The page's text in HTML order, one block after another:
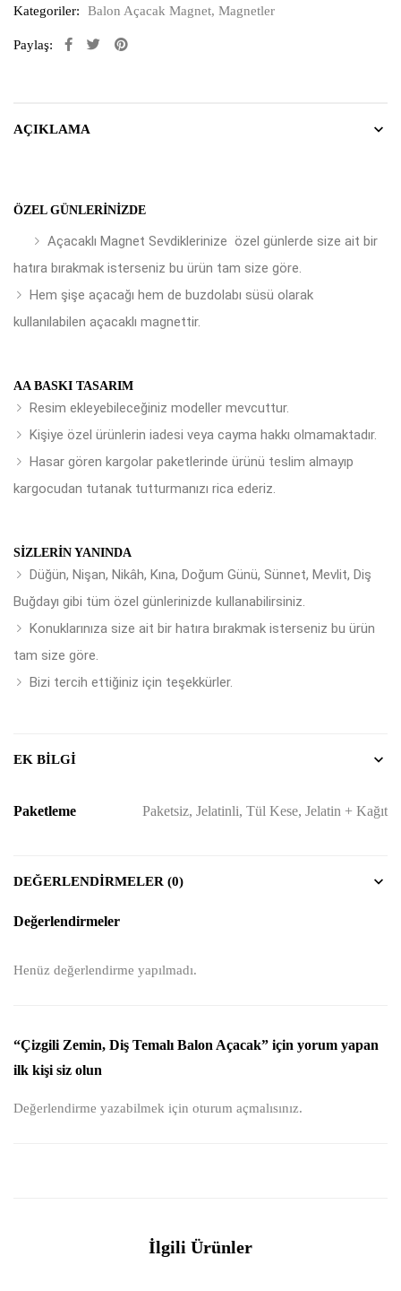
Kategoriler: Balon Açacak Magnet, Magnetler
Paylaş:
AÇIKLAMA
ÖZEL GÜNLERINIZDE
Açacaklı Magnet Sevdiklerinize özel günlerde size ait bir
hatıra bırakmak isterseniz bu ürün tam size göre.
Hem şişe açacağı hem de buzdolabı süsü olarak
kullanılabilen açacaklı magnettir.
AA BASKI TASARIM
Resim ekleyebileceğiniz modeller mevcuttur.
Kişiye özel ürünlerin iadesi veya cayma hakkı olmamaktadır.
Hasar gören kargolar paketlerinde ürünü teslim almayıp
kargocudan tutanak tutturmanızı rica ederiz.
SIZLERIN YANINDA
Düğün, Nişan, Nikâh, Kına, Doğum Günü, Sünnet, Mevlit, Diş
Buğdayı gibi tüm özel günlerinizde kullanabilirsiniz.
Konuklarınıza size ait bir hatıra bırakmak isterseniz bu ürün
tam size göre.
Bizi tercih ettiğiniz için teşekkürler.
EK BILGI
Paketleme Paketsiz, Jelatinli, Tül Kese, Jelatin + Kağıt
DEĞERLENDIRMELER (0)
Değerlendirmeler
Henüz değerlendirme yapılmadı.
“Çizgili Zemin, Diş Temalı Balon Açacak” için yorum yapan
ilk kişi siz olun
Değerlendirme yazabilmek için oturum açmalısınız.
İlgili Ürünler